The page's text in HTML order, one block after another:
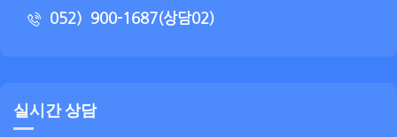
052）900-1687(상담02)
실시간 상담